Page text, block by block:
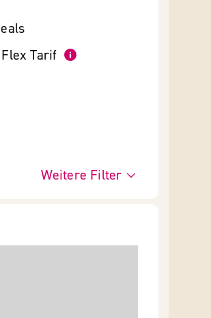
Tarif
Weitere Filter